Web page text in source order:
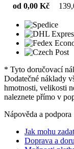
od 0,00 Kč
* Tyto doručovací
Dodatečné náklady
hmotnosti, velikosti
naleznete přímo v
Nápověda a podpora
Jak mohu
Doprava a